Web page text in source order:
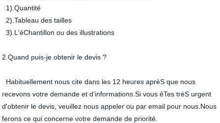
1).Quantité
2).Tableau des tailles
3).L'éChantillon ou des illustrations
2.Quand puis-je obtenir le devis ?
Habituellement nous cite dans les 12 heures aprèS que nous
recevons votre demande et d'informations.Si vous êTes trèS urgent
d'obtenir le devis, veuillez nous appeler ou par email pour nous.Nous
ferons ce qui concerne votre demande de priorité.